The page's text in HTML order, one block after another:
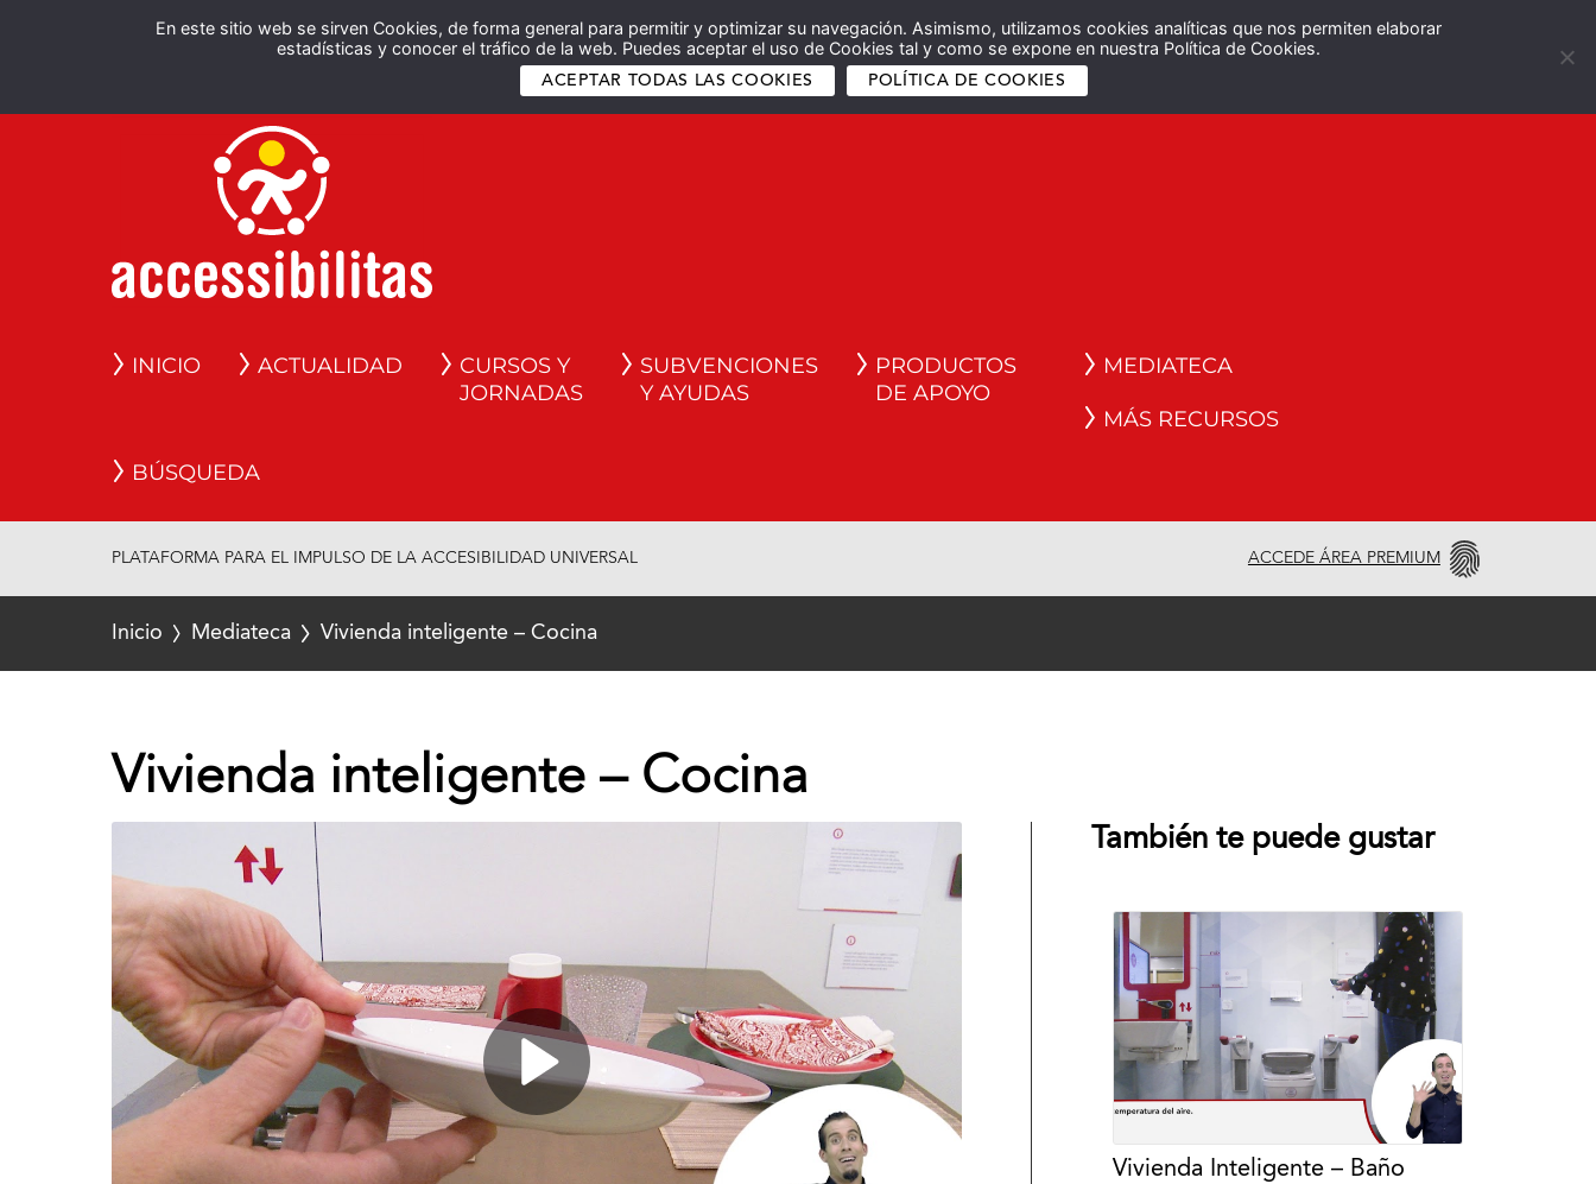
En este sitio web se sirven Cookies, de forma general para permitir y optimizar su navegación. Asimismo, utilizamos cookies analíticas que nos permiten elaborar
estadísticas y conocer el tráfico de la web. Puedes aceptar el uso de Cookies tal y como se expone en nuestra Política de Cookies.
ACEPTAR TODAS LAS COOKIES POLÍTICA DE COOKIES
Español English
INICIO ACTUALIDAD
CURSOS Y
JORNADAS
SUBVENCIONES
Y AYUDAS
PRODUCTOS
DE APOYO
MEDIATECA
MÁS RECURSOS
BÚSQUEDA
PLATAFORMA PARA EL IMPULSO DE LA ACCESIBILIDAD UNIVERSAL ACCEDE ÁREA PREMIUM
Inicio Mediateca Vivienda inteligente – Cocina
Vivienda inteligente – Cocina
También te puede gustar
Vivienda Inteligente – Baño